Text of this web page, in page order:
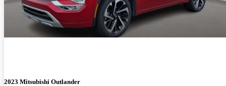
2023 Mitsubishi Outlander